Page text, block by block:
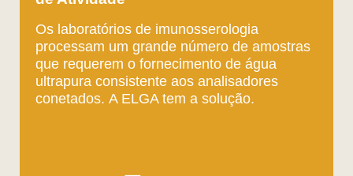
Os laboratórios de imunosserologia
processam um grande número de amostras
que requerem o fornecimento de água
ultrapura consistente aos analisadores
conetados. A ELGA tem a solução.